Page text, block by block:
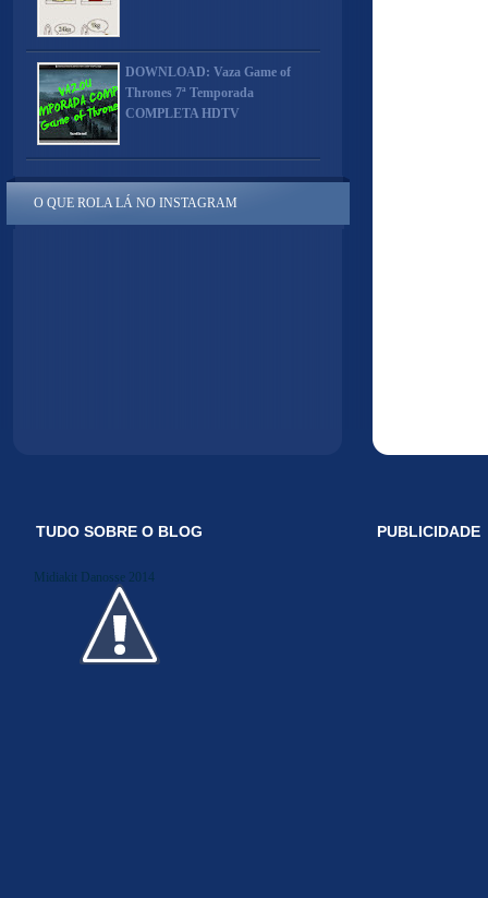
DOWNLOAD: Vaza Game of
Thrones 7ª Temporada
COMPLETA HDTV
O QUE ROLA LÁ NO INSTAGRAM
TUDO SOBRE O BLOG
Midiakit Danosse 2014
PUBLICIDADE